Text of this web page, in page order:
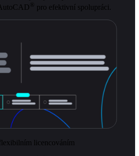
® pro efektivní spolupráci.
licencováním